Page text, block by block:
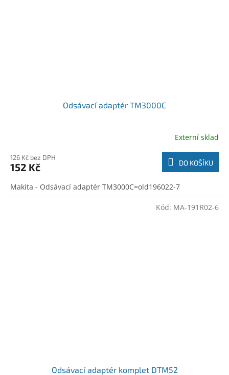
Odsávací adaptér TM3000C
Externí sklad
126 Kč bez DPH
152 Kč DO KOŠÍKU
Makita - Odsávací adaptér TM3000C=old196022-7
Odsávací adaptér komplet DTM52
Kód: MA-191R02-6